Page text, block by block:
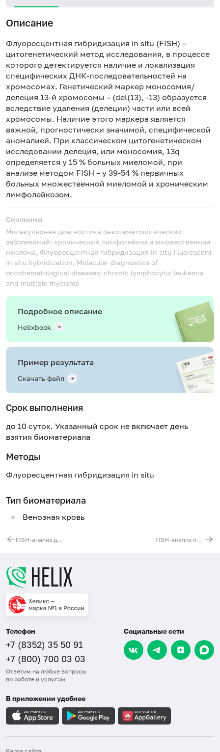
Описание
Флуоресцентная гибридизация in situ (FISH) –
цитогенетический метод исследования, в процессе
которого детектируется наличие и локализация
специфических ДНК-последовательностей на
хромосомах. Генетический маркер моносомия/
делеция 13-й хромосомы – (del(13), -13) образуется
вследствие удаления (делеции) части или всей
хромосомы. Наличие этого маркера является
важной, прогностически значимой, специфической
аномалией. При классическом цитогенетическом
исследовании делеция, или моносомия, 13q
определяется у 15 % больных миеломой, при
анализе методом FISH – у 39-54 % первичных
больных множественной миеломой и хроническим
лимфолейкозом.
Синонимы
Молекулярная диагностика онкогематологических
заболеваний: хронический лимфолейкоз и множественная
миелома, Флуоресцентная гибридизация in situ Fluorescent
in situ hybridization, Molecular diagnostics of
oncohematological diseases: chronic lymphocytic leukemia
and multiple myeloma
Подробное описание
Helixbook
Пример результата
Скачать файл
Срок выполнения
до 10 суток. Указанный срок не включает день
взятия биоматериала
Методы
Флуоресцентная гибридизация in situ
Тип биоматериала
Венозная кровь
FISH-анализ делеции ТР53 гена FISH-анализ перестроек 3q
Телефон
+7 (8352) 35 50 91
+7 (800) 700 03 03
Ответим на любые вопросы
по работе и услугам
Социальные сети
В приложении удобнее